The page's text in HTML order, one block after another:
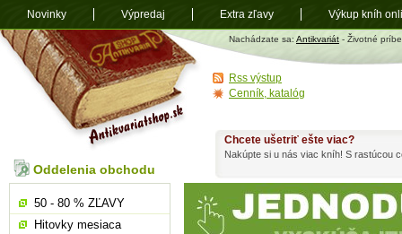
Antikvariát
shop.sk
Nachádzate sa: Antikvariát - Životné
Chcete ušetriť ešte viac?
Nakúpte si u nás viac kníh! S rastúcou
Oddelenia obchodu
50 - 80 % ZĽAVY
Hitovky mesiaca
Rss výstup
Cenník, katalóg
Novinky Výpredaj Extra zľavy Výkup kníh